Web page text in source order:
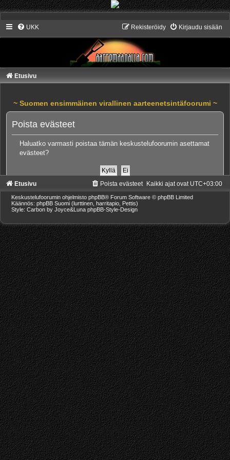
UKK Kirjaudu sisään
Rekisteröidy
Etusivu
~ Suomen ensimmäinen virallinen aarteenetsintäfoorumi ~
Poista evästeet
Haluatko varmasti poistaa tämän keskustelufoorumin asettamat
evästeet?
Etusivu Kaikki ajat ovat UTC+03:00
Poista evästeet
Keskustelufoorumin ohjelmisto phpBB® Forum Software © phpBB Limited
Käännös: phpBB Suomi (lurttinen, harritapio, Pettis)
Style: Carbon by Joyce&Luna phpBB-Style-Design